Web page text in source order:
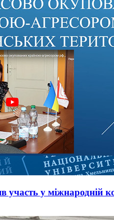
у міжнародній